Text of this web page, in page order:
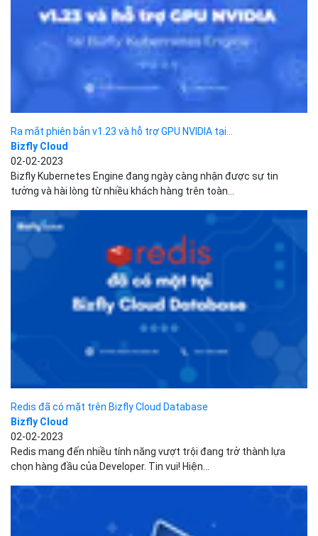
Bizfly Cloud
02-02-2023
Bizfly Kubernetes Engine đang ngày càng nhận được sự tin
tưởng và hài lòng từ nhiều khách hàng trên toàn...
Redis đã có mặt trên Bizfly Cloud Database
Redis mang đến nhiều tính năng vượt trội đang trở thành lựa
chọn hàng đầu của Developer. Tin vui! Hiện...